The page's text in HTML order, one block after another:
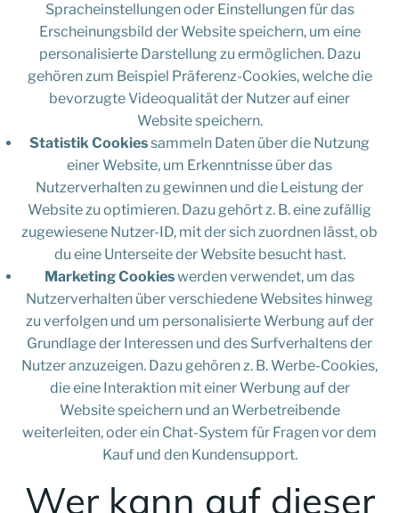
Spracheinstellungen oder Einstellungen für das
Erscheinungsbild der Website speichern, um eine
personalisierte Darstellung zu ermöglichen. Dazu
gehören zum Beispiel Präferenz-Cookies, welche die
bevorzugte Videoqualität der Nutzer auf einer
Website speichern.
Statistik Cookiessammeln Daten über die Nutzung
einer Website, um Erkenntnisse über das
Nutzerverhalten zu gewinnen und die Leistung der
Website zu optimieren. Dazu gehört z. B. eine zufällig
zugewiesene Nutzer-ID, mit der sich zuordnen lässt, ob
du eine Unterseite der Website besucht hast.
Marketing Cookieswerden verwendet, um das
Nutzerverhalten über verschiedene Websites hinweg
zu verfolgen und um personalisierte Werbung auf der
Grundlage der Interessen und des Surfverhaltens der
Nutzer anzuzeigen. Dazu gehören z. B. Werbe-Cookies,
die eine Interaktion mit einer Werbung auf der
Website speichern und an Werbetreibende
weiterleiten, oder ein Chat-System für Fragen vor dem
Kauf und den Kundensupport.
Wer kann auf dieser